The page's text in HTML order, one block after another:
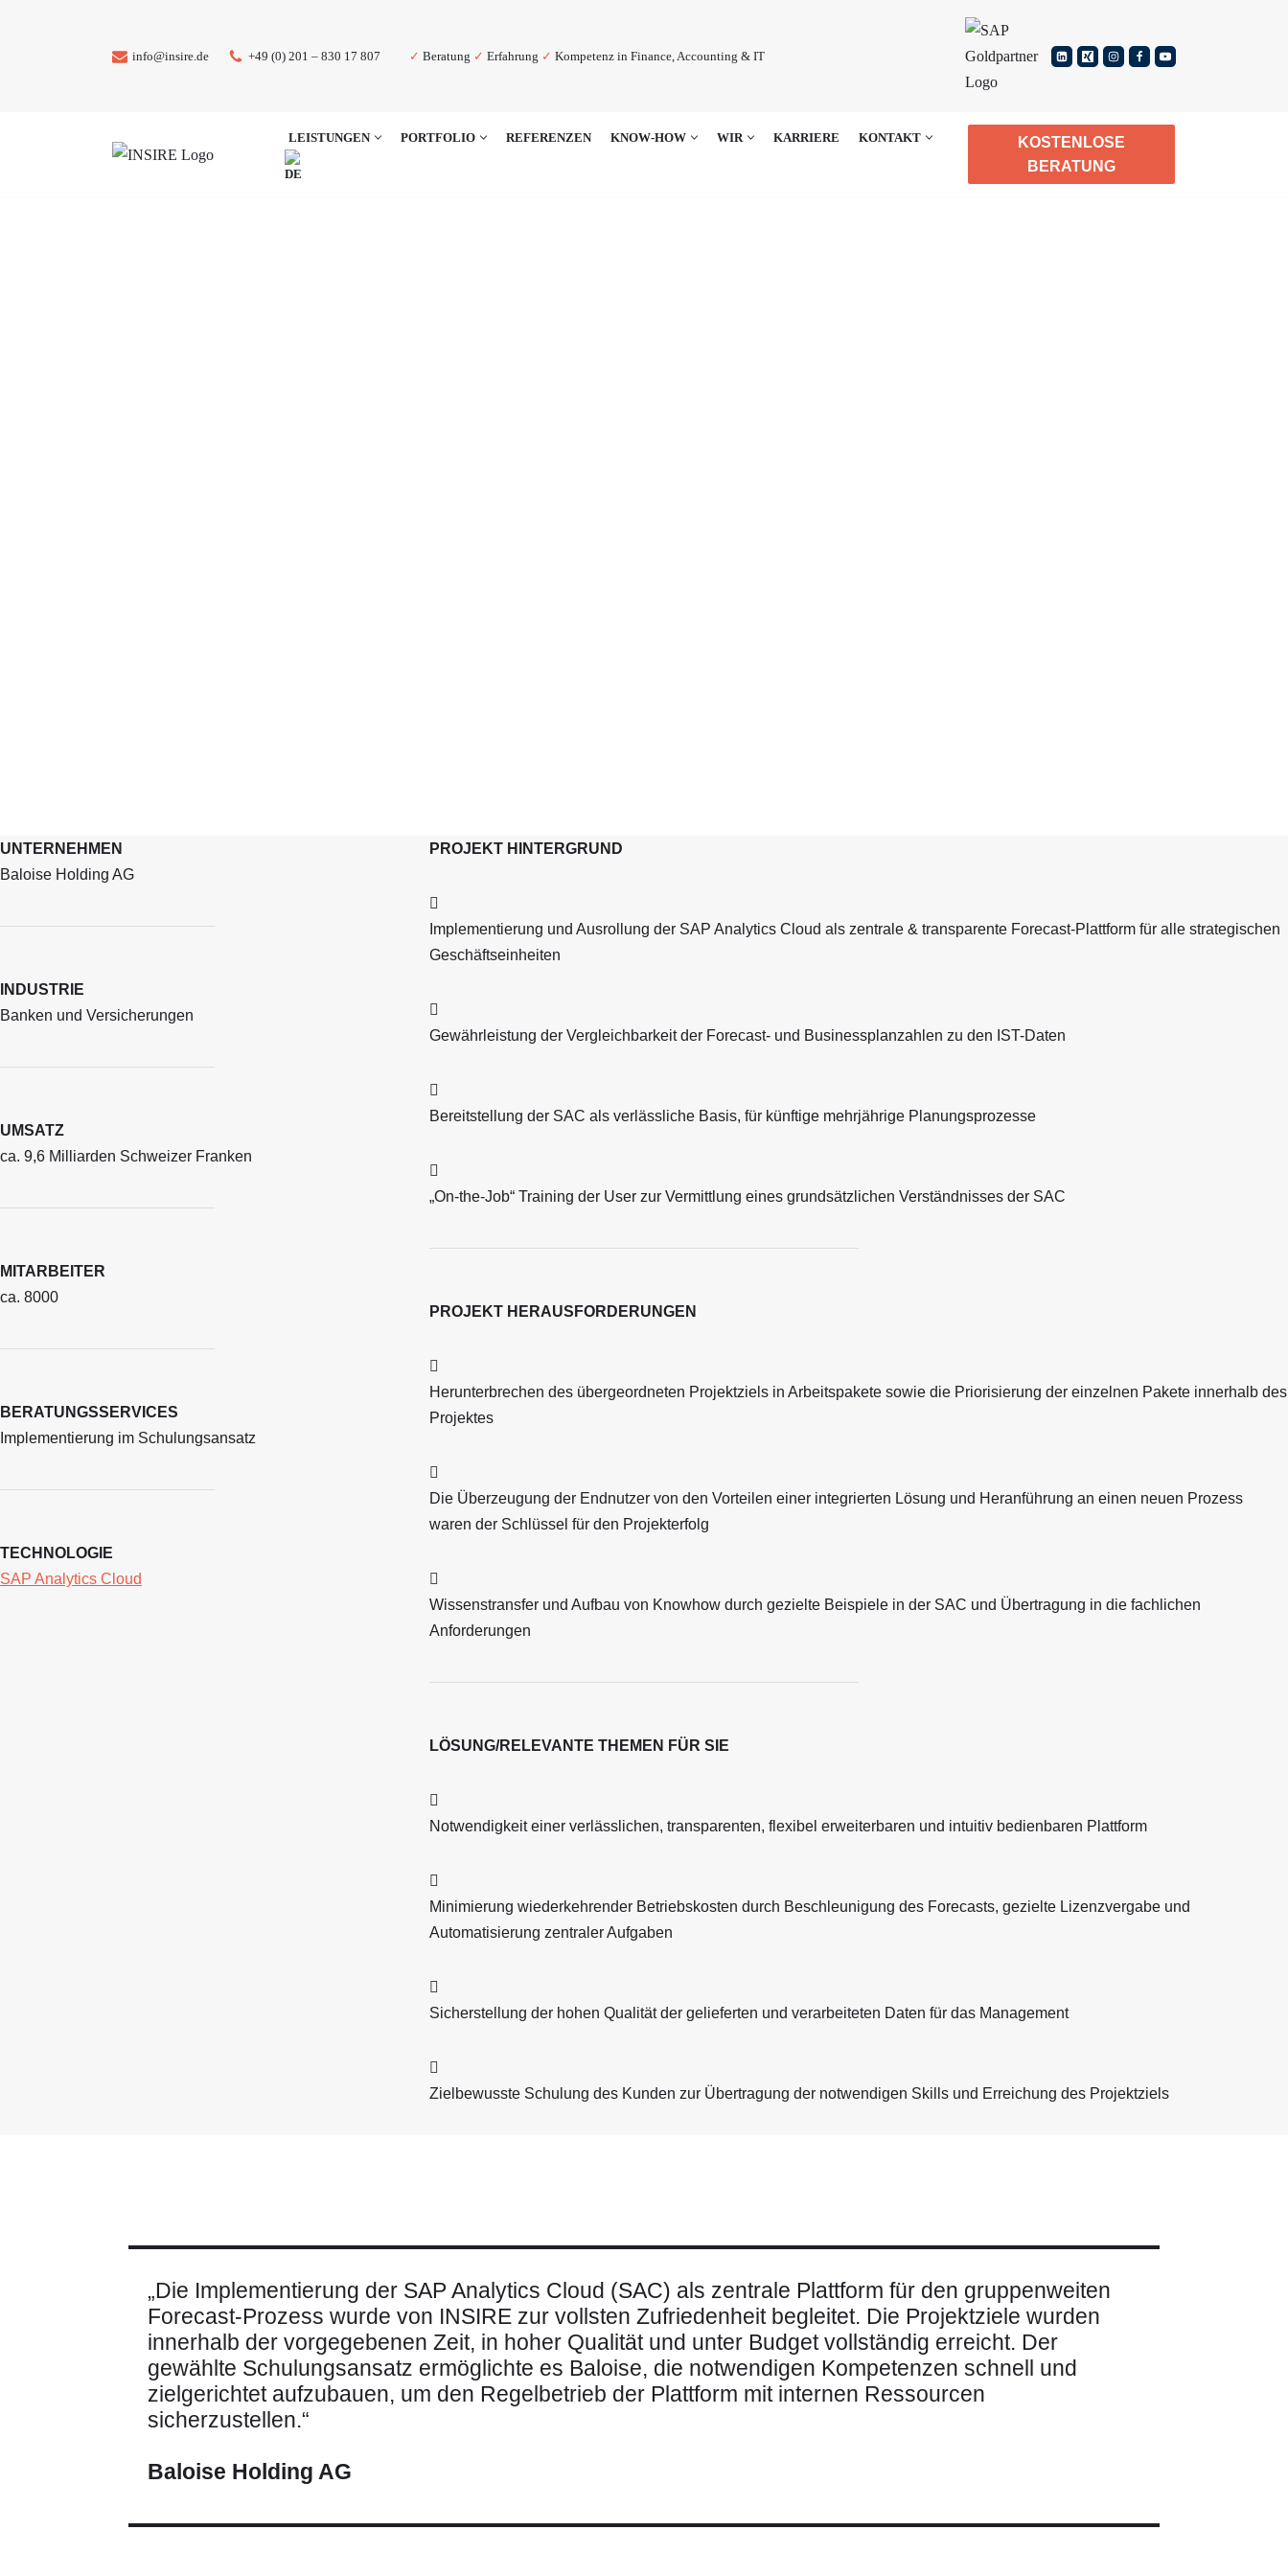
info@insire.de +49 (0) 201 – 830 17 807 ✓ Beratung ✓ Erfahrung ✓ Kompetenz in Finance, Accounting & IT
LEISTUNGEN PORTFOLIO REFERENZEN KNOW-HOW WIR KARRIERE KONTAKT
KOSTENLOSE
BERATUNG
UNTERNEHMEN
Baloise Holding AG
INDUSTRIE
Banken und Versicherungen
UMSATZ
ca. 9,6 Milliarden Schweizer Franken
MITARBEITER
ca. 8000
BERATUNGSSERVICES
Implementierung im Schulungsansatz
TECHNOLOGIE
SAP Analytics Cloud
PROJEKT HINTERGRUND
Implementierung und Ausrollung der SAP Analytics Cloud als zentrale & transparente Forecast-Plattform für alle strategischen
Geschäftseinheiten
Gewährleistung der Vergleichbarkeit der Forecast- und Businessplanzahlen zu den IST-Daten
Bereitstellung der SAC als verlässliche Basis, für künftige mehrjährige Planungsprozesse
„On-the-Job“ Training der User zur Vermittlung eines grundsätzlichen Verständnisses der SAC
PROJEKT HERAUSFORDERUNGEN
Herunterbrechen des übergeordneten Projektziels in Arbeitspakete sowie die Priorisierung der einzelnen Pakete innerhalb des
Projektes
Die Überzeugung der Endnutzer von den Vorteilen einer integrierten Lösung und Heranführung an einen neuen Prozess
waren der Schlüssel für den Projekterfolg
Wissenstransfer und Aufbau von Knowhow durch gezielte Beispiele in der SAC und Übertragung in die fachlichen
Anforderungen
LÖSUNG/RELEVANTE THEMEN FÜR SIE
Notwendigkeit einer verlässlichen, transparenten, flexibel erweiterbaren und intuitiv bedienbaren Plattform
Minimierung wiederkehrender Betriebskosten durch Beschleunigung des Forecasts, gezielte Lizenzvergabe und
Automatisierung zentraler Aufgaben
Sicherstellung der hohen Qualität der gelieferten und verarbeiteten Daten für das Management
Zielbewusste Schulung des Kunden zur Übertragung der notwendigen Skills und Erreichung des Projektziels
„Die Implementierung der SAP Analytics Cloud (SAC) als zentrale Plattform für den gruppenweiten
Forecast-Prozess wurde von INSIRE zur vollsten Zufriedenheit begleitet. Die Projektziele wurden
innerhalb der vorgegebenen Zeit, in hoher Qualität und unter Budget vollständig erreicht. Der
gewählte Schulungsansatz ermöglichte es Baloise, die notwendigen Kompetenzen schnell und
zielgerichtet aufzubauen, um den Regelbetrieb der Plattform mit internen Ressourcen
sicherzustellen.“
Baloise Holding AG